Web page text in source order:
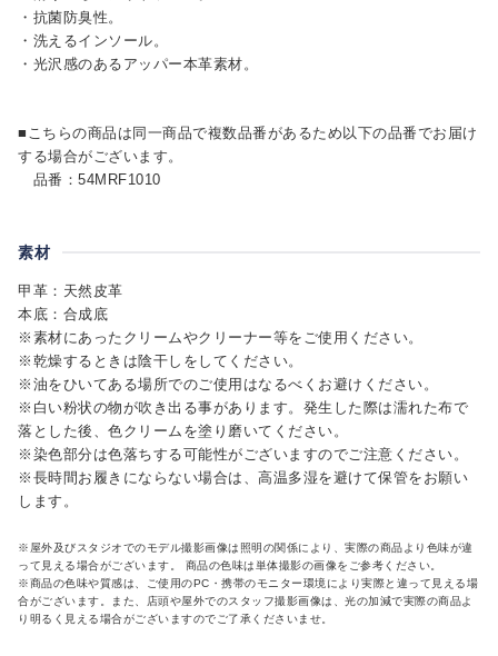
・抗菌防臭性。
・洗えるインソール。
・光沢感のあるアッパー本革素材。
■こちらの商品は同一商品で複数品番があるため以下の品番でお届け
する場合がございます。
品番：54MRF1010
素材
甲革：天然皮革
本底：合成底
※素材にあったクリームやクリーナー等をご使用ください。
※乾燥するときは陰干しをしてください。
※油をひいてある場所でのご使用はなるべくお避けください。
※白い粉状の物が吹き出る事があります。発生した際は濡れた布で
落とした後、色クリームを塗り磨いてください。
※染色部分は色落ちする可能性がございますのでご注意ください。
※長時間お履きにならない場合は、高温多湿を避けて保管をお願い
します。
※屋外及びスタジオでのモデル撮影画像は照明の関係により、実際の商品より色味が違
って見える場合がございます。 商品の色味は単体撮影の画像をご参考ください。
※商品の色味や質感は、ご使用のPC・携帯のモニター環境により実際と違って見える場
合がございます。また、店頭や屋外でのスタッフ撮影画像は、光の加減で実際の商品よ
り明るく見える場合がございますのでご了承くださいませ。